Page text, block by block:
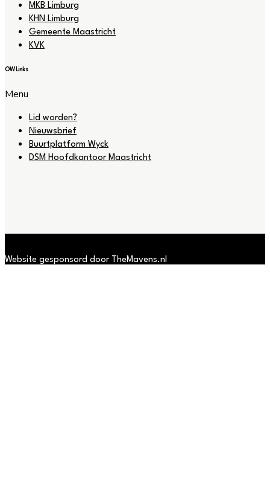
MKB Limburg
KHN Limburg
Gemeente Maastricht
KVK
OW Links
Menu
Lid worden?
Nieuwsbrief
Buurtplatform Wyck
DSM Hoofdkantoor Maastricht
Website gesponsord door TheMavens.nl